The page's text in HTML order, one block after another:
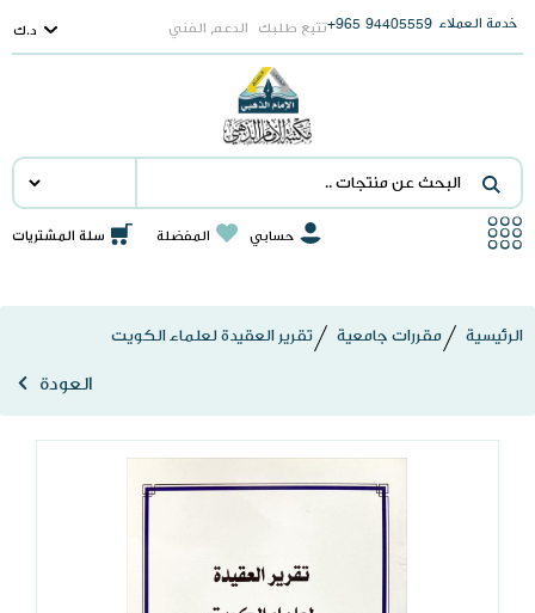
خدمة العملاء 94405559
965+ تتبع طلبك الدعم الفني د.ك
حسابي المفضلة سلة المشتريات
اصدارتنا
وصل حديثا
عروض خاصة
الهدايا و الأستاندات
الرئيسية مقررات جامعية تقرير العقيدة لعلماء الكويت
العودة